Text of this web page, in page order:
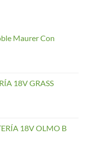
Maurer Con
18V GRASS
18V OLMO B